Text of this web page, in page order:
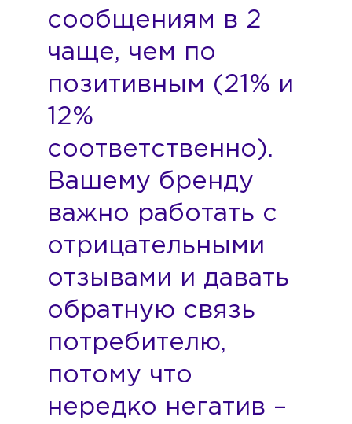
сообщениям в 2
чаще, чем по
позитивным (21% и
12%
соответственно).
Вашему бренду
важно работать с
отрицательными
отзывами и давать
обратную связь
потребителю,
потому что
нередко негатив –